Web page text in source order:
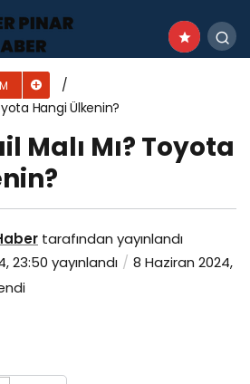
Hangi Ülkenin?
Malı Mı? Toyota
tarafından yayınlandı
23:50 yayınlandı
8 Haziran 2024,
At Yarışında Parlayan